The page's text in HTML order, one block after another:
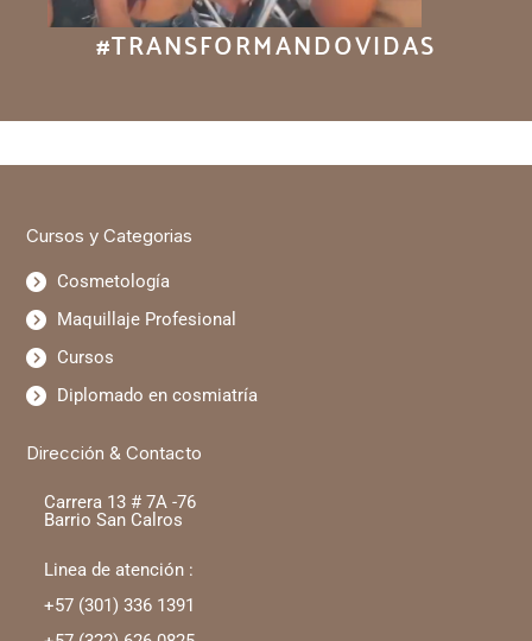
#TRANSFORMANDOVIDAS
Cursos y Categorias
Cosmetología
Maquillaje Profesional
Cursos
Diplomado en cosmiatría
Dirección & Contacto
Carrera 13 # 7A -76
Barrio San Calros
Linea de atención :
+57 (301) 336 1391